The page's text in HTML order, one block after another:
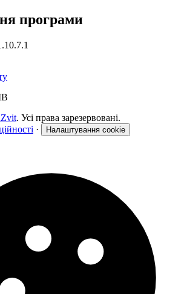
програми
. Усі права зарезервовані.
· Налаштування cookie